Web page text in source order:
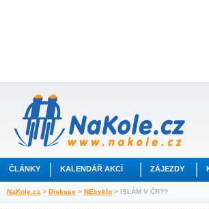
ČLÁNKY KALENDÁŘ AKCÍ ZÁJEZDY
NaKole.cz > Diskuse > NEcyklo > ISLÁM V ČR??